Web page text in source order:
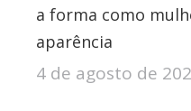
a forma como
aparência
4 de agosto de